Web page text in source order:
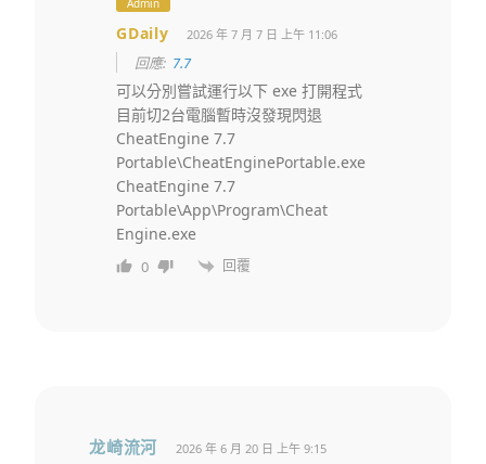
Admin
GDaily 2026 年 7 月 7 日 上午 11:06
回應: 7.7
可以分別嘗試運行以下 exe 打開程式
目前切2台電腦暫時沒發現閃退
CheatEngine 7.7
Portable\CheatEnginePortable.exe
CheatEngine 7.7
Portable\App\Program\Cheat
Engine.exe
0 回覆
龙崎流河 2026 年 6 月 20 日 上午 9:15